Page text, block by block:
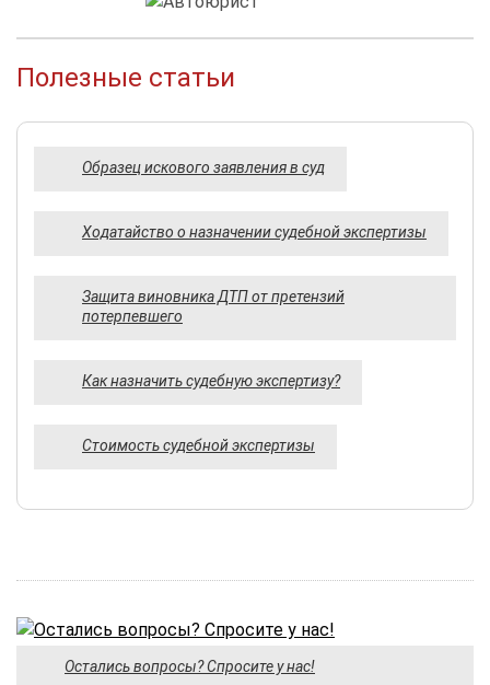
Полезные статьи
Образец искового заявления в суд
Ходатайство о назначении судебной экспертизы
Защита виновника ДТП от претензий
потерпевшего
Как назначить судебную экспертизу?
Стоимость судебной экспертизы
Остались вопросы? Спросите у нас!